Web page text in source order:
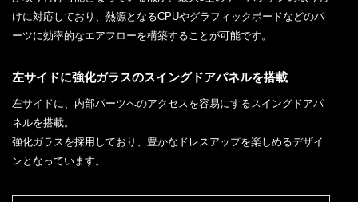
けに対応しており、熱源となるCPUやグラフィックボードなどのパ
ーツに効率的なエアフローを構築することが可能です。
左サイドに強化ガラスのスイングドアパネルを搭載
左サイドに、内部パーツへのアクセスを容易にするスイングドアパ
ネルを搭載。
強化ガラスを採用しており、豊かなドレスアップを楽しめるデザイ
ンとなっています。